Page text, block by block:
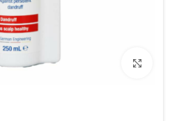
برای بزرگنمایی کلیک کنید